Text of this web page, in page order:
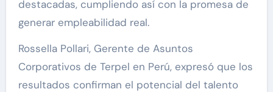
destacadas, cumpliendo así con la promesa de
generar empleabilidad real.
Rossella Pollari, Gerente de Asuntos
Corporativos de Terpel en Perú, expresó que los
resultados confirman el potencial del talento